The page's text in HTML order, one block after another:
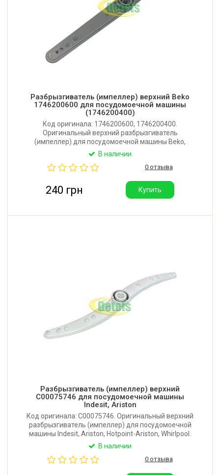
Разбрызгиватель (импеллер) верхний Beko
1746200600 для посудомоечной машины
(1746200400)
Код оригинала: 1746200600, 1746200400.
Оригинальный верхний разбрызгиватель
(импеллер) для посудомоечной машины Beko,
Blomberg. Длина: 450 мм. Производитель: Турция.
В наличии
0 отзыва
240 грн Купить
Разбрызгиватель (импеллер) верхний
C00075746 для посудомоечной машины
Indesit, Ariston
Код оригинала: C00075746. Оригинальный верхний
разбрызгиватель (импеллер) для посудомоечной
машины Indesit, Ariston, Hotpoint-Ariston, Whirlpool.
Длина: 450 мм. Производитель: Италия.
В наличии
0 отзыва